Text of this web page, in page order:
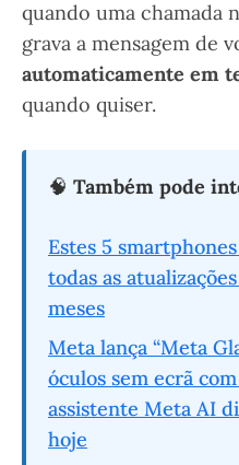
quando uma chamada
grava a mensagem de
automaticamente em
quando quiser.
🧠 Também pode
Estes 5
todas as
meses
Meta lança “Meta
óculos sem ecrã
assistente Meta AI
hoje